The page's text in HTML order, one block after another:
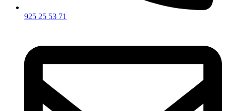
925 25 53 71